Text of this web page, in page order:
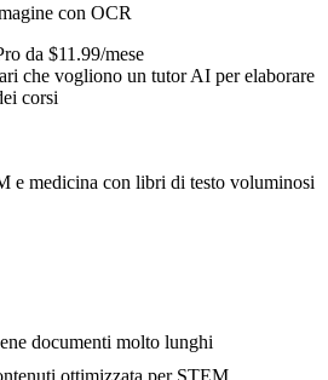
con OCR
da $11.99/mese
che vogliono un tutor AI per elaborare
corsi
e medicina con libri di testo voluminosi
documenti molto lunghi